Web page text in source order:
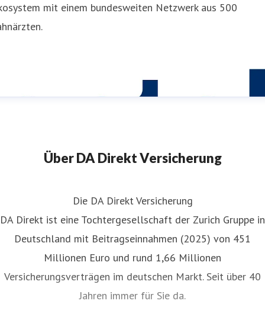
mit einem bundesweiten Netzwerk aus 500
Über DA Direkt Versicherung
Die DA Direkt Versicherung
DA Direkt ist eine Tochtergesellschaft der Zurich Gruppe in
Deutschland mit Beitragseinnahmen (2025) von 451
Millionen Euro und rund 1,66 Millionen
Versicherungsverträgen im deutschen Markt. Seit über 40
Jahren immer für Sie da.